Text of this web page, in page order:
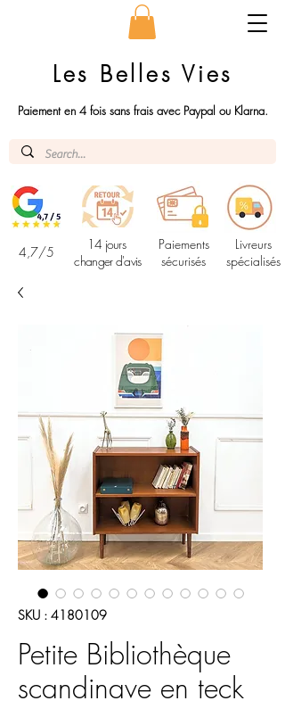
Les Belles Vies
Paiement en 4 fois sans frais avec Paypal ou Klarna.
4,7/5
14 jours
changer d'avis
Paiements
sécurisés
Livreurs
spécialisés
SKU : 4180109
Petite Bibliothèque
scandinave en teck